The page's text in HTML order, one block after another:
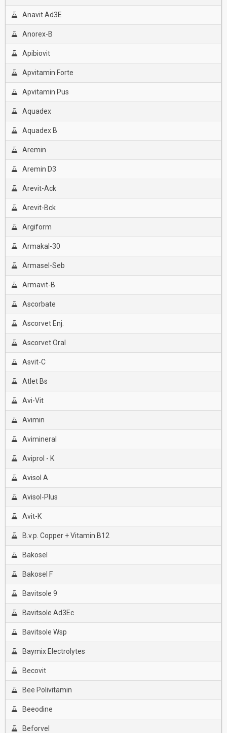
Anavit Ad3E
Anorex-B
Apibiovit
Apvitamin Forte
Apvitamin Pus
Aquadex
Aquadex B
Aremin
Aremin D3
Arevit-Ack
Arevit-Bck
Argiform
Armakal-30
Armasel-Seb
Armavit-B
Ascorbate
Ascorvet Enj.
Ascorvet Oral
Asvit-C
Atlet Bs
Avi-Vit
Avimin
Avimineral
Aviprol - K
Avisol A
Avisol-Plus
Avit-K
B.v.p. Copper + Vitamin B12
Bakosel
Bakosel F
Bavitsole 9
Bavitsole Ad3Ec
Bavitsole Wsp
Baymix Electrolytes
Becovit
Bee Polivitamin
Beeodine
Beforvel